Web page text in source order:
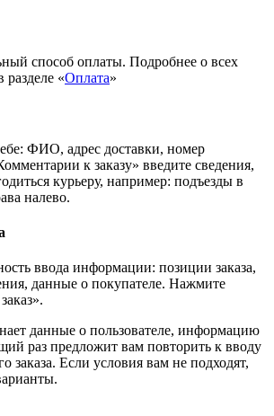
способ оплаты. Подробнее о всех
разделе «Оплата»
ФИО, адрес доставки, номер
к заказу» введите сведения,
курьеру, например: подъезды в
налево.
ввода информации: позиции заказа,
данные о покупателе. Нажмите
данные о пользователе, информацию
раз предложит вам повторить к вводу
заказа. Если условия вам не подходят,